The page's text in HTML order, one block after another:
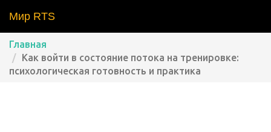
Мир RTS
Главная
Как войти в состояние потока на тренировке:
психологическая готовность и практика